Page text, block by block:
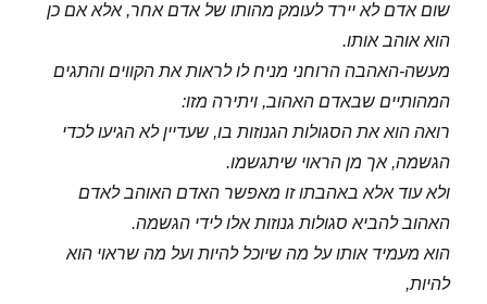
שום אדם לא יירד לעומק מהותו של אדם אחר, אלא אם כן
הוא אוהב אותו.
מעשה-האהבה הרוחני מניח לו לראות את הקווים והתגים
המהותיים שבאדם האהוב, ויתירה מזו:
רואה הוא את הסגולות הגנוזות בו, שעדיין לא הגיעו לכדי
הגשמה, אך מן הראוי שיתגשמו.
ולא עוד אלא באהבתו זו מאפשר האדם האוהב לאדם
האהוב להביא סגולות גנוזות אלו לידי הגשמה.
הוא מעמיד אותו על מה שיוכל להיות ועל מה שראוי הוא
להיות,